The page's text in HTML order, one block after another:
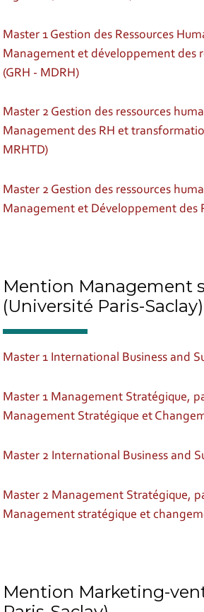
Master 1 Gestion des Ressources
Management et développement des
(GRH - MDRH)
Master 2 Gestion des ressources
Management des RH et
MRHTD)
Master 2 Gestion des ressources
Management et Développement des
Mention Management
(Université Paris-Saclay)
Master 1 International Business and
Master 1 Management Stratégique,
Management Stratégique et
Master 2 International Business and
Master 2 Management Stratégique,
Management stratégique et
Mention Marketing-